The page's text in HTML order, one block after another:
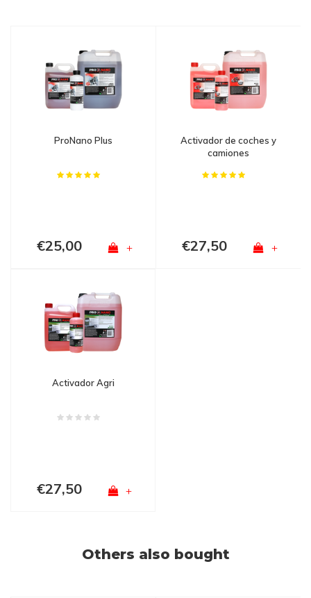
ProNano Plus
€25,00 +
Activador de coches y
camiones
€27,50 +
Activador Agri
€27,50 +
Others also bought